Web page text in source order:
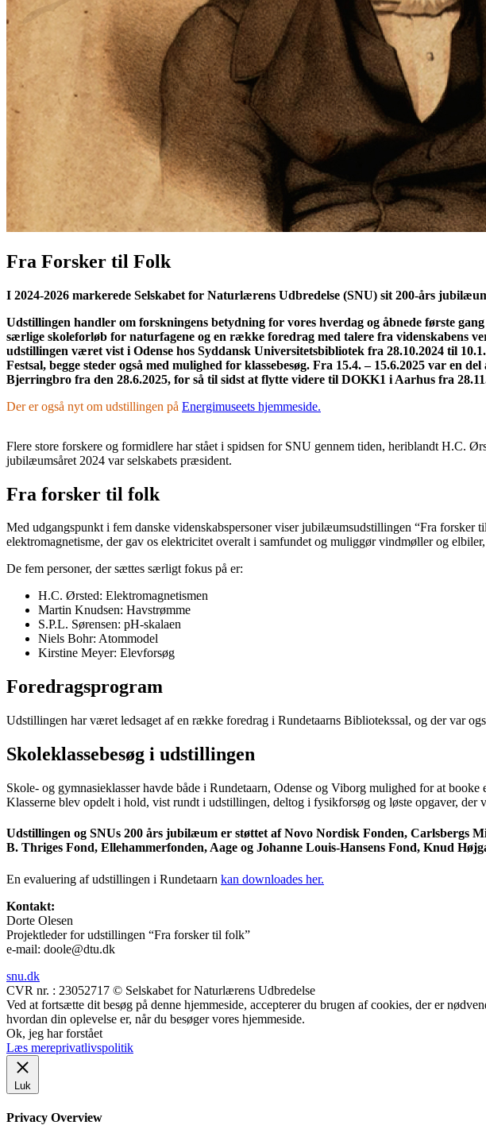
Fra Forsker til Folk
I 2024-2026 markerede Selskabet for Naturlærens Udbredelse (SNU) sit 200-års
Udstillingen handler om forskningens betydning for vores hverdag og åbnede første
særlige skoleforløb for naturfagene og en række foredrag med talere fra videnskabens
udstillingen været vist i Odense hos Syddansk Universitetsbibliotek fra 28.10.2024 til
Festsal, begge steder også med mulighed for klassebesøg. Fra 15.4. – 15.6.2025 var
Bjerringbro fra den 28.6.2025, for så til sidst at flytte videre til DOKK1 i Aarhus fra
Der er også nyt om udstillingen på Energimuseets hjemmeside.
Flere store forskere og formidlere har stået i spidsen for SNU gennem tiden, heriblandt H.C.
jubilæumsåret 2024 var selskabets præsident.
Fra forsker til folk
Med udgangspunkt i fem danske videnskabspersoner viser jubilæumsudstillingen “Fra
elektromagnetisme, der gav os elektricitet overalt i samfundet og muliggør vindmøller og
De fem personer, der sættes særligt fokus på er:
H.C. Ørsted: Elektromagnetismen
Martin Knudsen: Havstrømme
S.P.L. Sørensen: pH-skalaen
Niels Bohr: Atommodel
Kirstine Meyer: Elevforsøg
Foredragsprogram
Udstillingen har været ledsaget af en række foredrag i Rundetaarns Bibliotekssal, og der var
Skoleklassebesøg i udstillingen
Skole- og gymnasieklasser havde både i Rundetaarn, Odense og Viborg mulighed for at
Klasserne blev opdelt i hold, vist rundt i udstillingen, deltog i fysikforsøg og løste opgaver,
Udstillingen og SNUs 200 års jubilæum er støttet af Novo Nordisk Fonden, Carlsbergs
B. Thriges Fond, Ellehammerfonden, Aage og Johanne Louis-Hansens Fond, Knud
En evaluering af udstillingen i Rundetaarn kan downloades her.
Kontakt:
Dorte Olesen
Projektleder for udstillingen “Fra forsker til folk”
e-mail: doole@dtu.dk
snu.dk
CVR nr. : 23052717 © Selskabet for Naturlærens Udbredelse
Ved at fortsætte dit besøg på denne hjemmeside, accepterer du brugen af cookies, der er
hvordan din oplevelse er, når du besøger vores hjemmeside.
Ok, jeg har forstået
Læs mereprivatlivspolitik
Luk
Privacy Overview